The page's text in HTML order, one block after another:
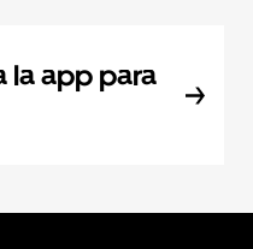
la app para